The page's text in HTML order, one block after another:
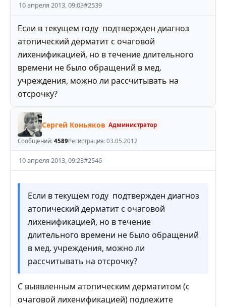
10 апреля 2013, 09:03#2539
Если в текущем году подтвержден диагноз
атопический дерматит с очаговой
лихенификацией, но в течение длительного
времени не было обращений в мед.
учреждения, можно ли рассчитывать на
отсрочку?
Сергей Коньяков Администратор
Сообщений: 4589Регистрация: 03.05.2012
10 апреля 2013, 09:23#2546
Если в текущем году подтвержден диагноз
атопический дерматит с очаговой
лихенификацией, но в течение
длительного времени не было обращений
в мед. учреждения, можно ли
рассчитывать на отсрочку?
С выявленным атопическим дерматитом (с
очаговой лихенификацией) подлежите